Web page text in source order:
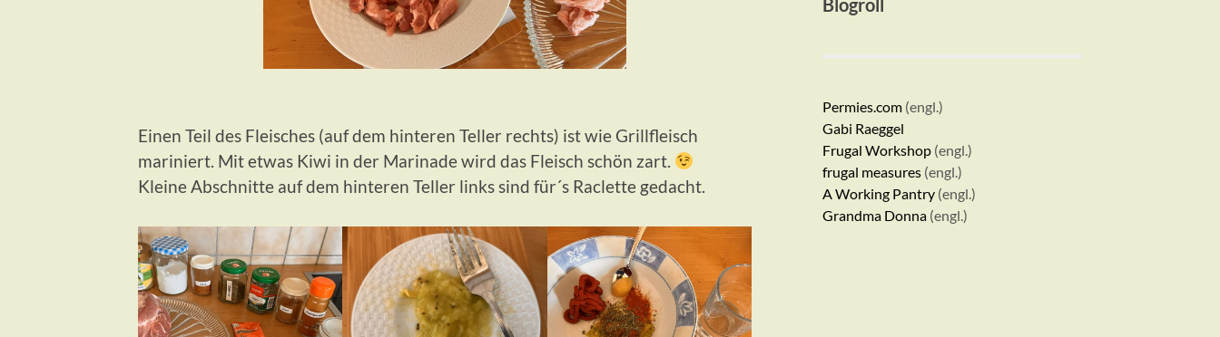
Einen Teil des Fleisches (auf dem hinteren Teller rechts) ist wie Grillfleisch
mariniert. Mit etwas Kiwi in der Marinade wird das Fleisch schön zart.
Kleine Abschnitte auf dem hinteren Teller links sind für´s Raclette gedacht.
Permies.com (engl.)
Gabi Raeggel
Frugal Workshop (engl.)
frugal measures (engl.)
A Working Pantry (engl.)
Grandma Donna (engl.)